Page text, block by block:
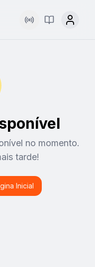
RádioPalavra Viva
no momento.
tarde!
Inicial